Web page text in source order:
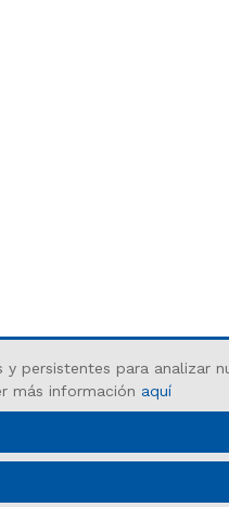
persistentes para analizar
más información aquí